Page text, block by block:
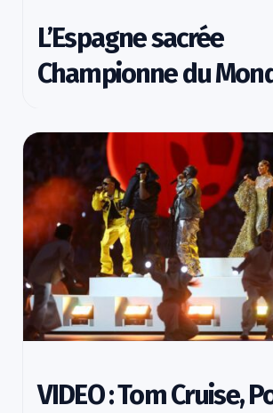
L’Espagne sacrée
Championne du
VIDEO : Tom Cruise,